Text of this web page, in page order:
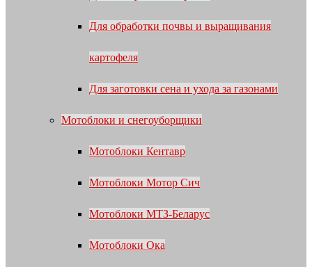
Для обработки почвы и выращивания
картофеля
Для заготовки сена и ухода за газонами
Мотоблоки и снегоуборщики
Мотоблоки Кентавр
Мотоблоки Мотор Сич
Мотоблоки МТЗ-Беларус
Мотоблоки Ока